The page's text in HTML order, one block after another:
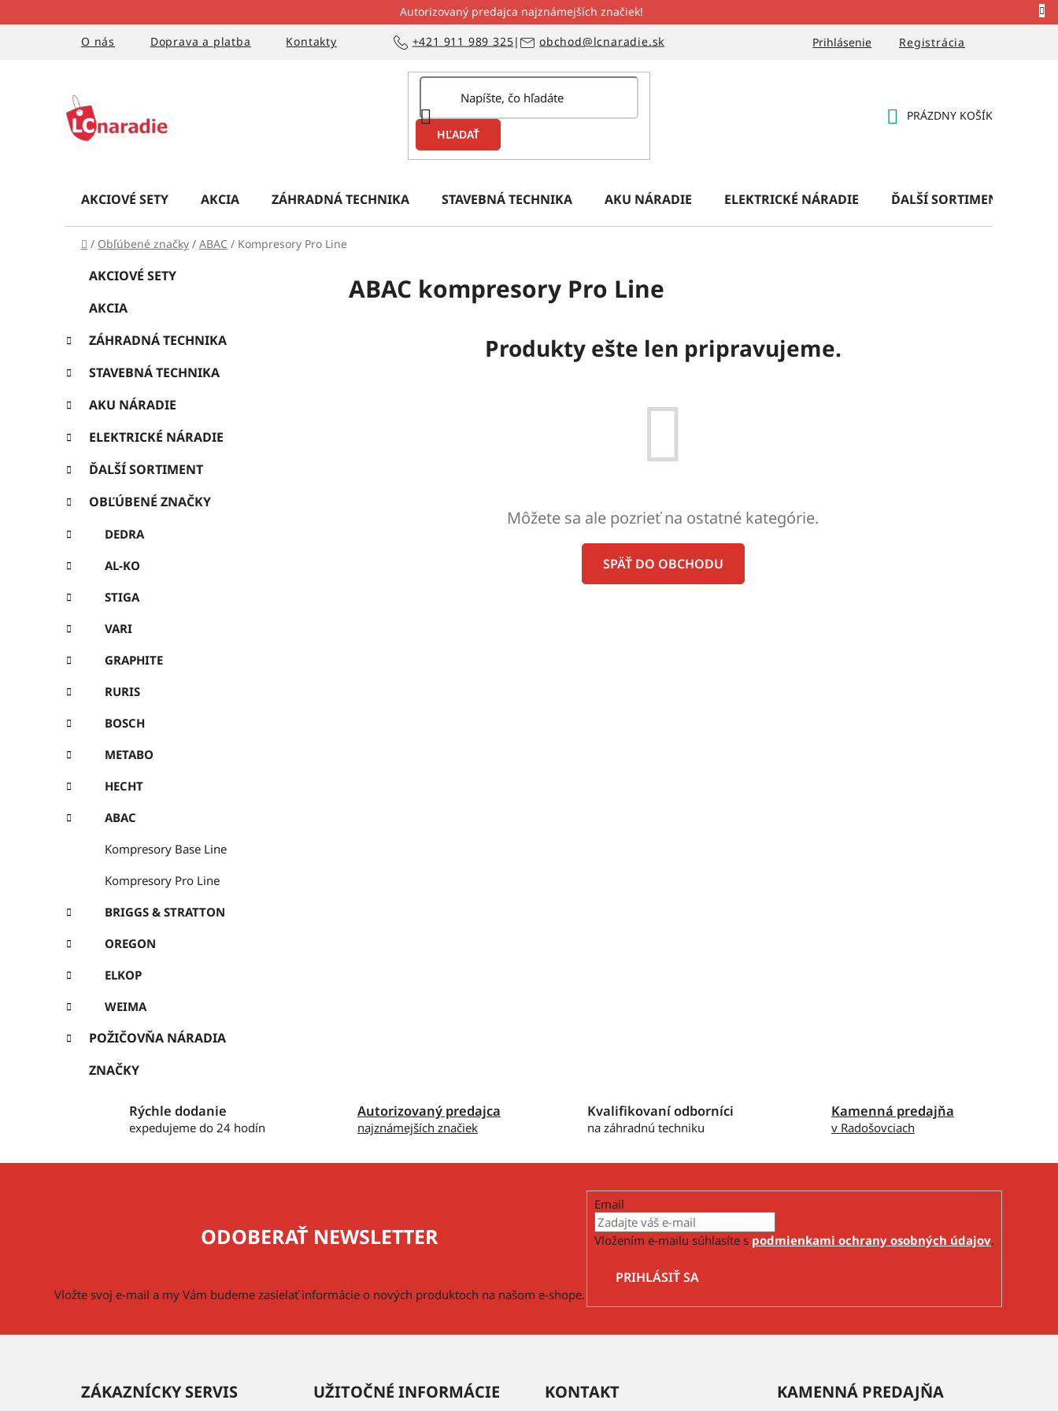
na
Autorizovaný predajca najznámejších značiek!
O nás
Doprava a platba Kontakty Prihlásenie Registrácia
+421 911 989 325| obchod@lcnaradie.sk
HĽADAŤ
PRÁZDNY KOŠÍK
AKCIOVÉ SETY AKCIA ZÁHRADNÁ TECHNIKA STAVEBNÁ TECHNIKA AKU NÁRADIE ELEKTRICKÉ NÁRADIE ĎALŠÍ SORTIMENT
Domov
/ Obľúbené značky / ABAC / Kompresory Pro Line
n
ý
a
n
e
l
Preskočiť
kategórie
g
r
e
AKCIOVÉ SETY
AKCIA
ZÁHRADNÁ TECHNIKA
STAVEBNÁ TECHNIKA
AKU NÁRADIE
ELEKTRICKÉ NÁRADIE
ĎALŠÍ SORTIMENT
OBĽÚBENÉ ZNAČKY
DEDRA
AL-KO
STIGA
VARI
GRAPHITE
RURIS
BOSCH
METABO
HECHT
ABAC
Kompresory Base Line
Kompresory Pro Line
BRIGGS & STRATTON
OREGON
ELKOP
WEIMA
POŽIČOVŇA NÁRADIA
ZNAČKY
ABAC kompresory Pro Line
Produkty ešte len pripravujeme.
Môžete sa ale pozrieť na ostatné kategórie.
SPÄŤ DO OBCHODU
Rýchle dodanie
expedujeme do 24 hodín
Autorizovaný predajca
najznámejších značiek
Kvalifikovaní odborníci
na záhradnú techniku
Kamenná predajňa
v Radošovciach
ODOBERAŤ NEWSLETTER
Vložte svoj e-mail a my Vám budeme zasielať informácie o nových produktoch na našom e-shope.
Email
Vložením e-mailu súhlasíte s podmienkami ochrany osobných údajov.
PRIHLÁSIŤ SA
ZÁKAZNÍCKY SERVIS UŽITOČNÉ INFORMÁCIE KONTAKT KAMENNÁ PREDAJŇA